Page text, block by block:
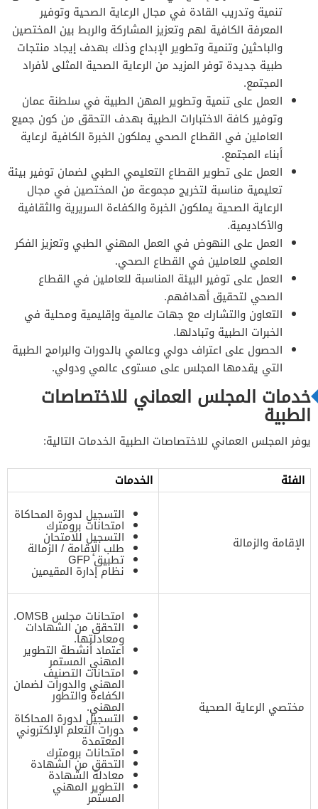
تنمية وتدريب القادة في مجال الرعاية الصحية وتوفير
المعرفة الكافية لهم وتعزيز المشاركة والربط بين المختصين
والباحثين وتنمية وتطوير الإبداع وذلك بهدف إيجاد منتجات
طبية جديدة توفر المزيد من الرعاية الصحية المثلى لأفراد
المجتمع.
العمل على تنمية وتطوير المهن الطبية في سلطنة عمان
وتوفير كافة الاختبارات الطبية بهدف التحقق من كون جميع
العاملين في القطاع الصحي يملكون الخبرة الكافية لرعاية
أبناء المجتمع.
العمل على تطوير القطاع التعليمي الطبي لضمان توفير بيئة
تعليمية مناسبة لتخريج مجموعة من المختصين في مجال
الرعاية الصحية يملكون الخبرة والكفاءة السريرية والثقافية
والأكاديمية.
العمل على النهوض في العمل المهني الطبي وتعزيز الفكر
العلمي للعاملين في القطاع الصحي.
العمل على توفير البيئة المناسبة للعاملين في القطاع
الصحي لتحقيق أهدافهم.
التعاون والتشارك مع جهات عالمية وإقليمية ومحلية في
الخبرات الطبية وتبادلها.
الحصول على اعتراف دولي وعالمي بالدورات والبرامج الطبية
التي يقدمها المجلس على مستوى عالمي ودولي.
خدمات المجلس العماني للاختصاصات
الطبية
يوفر المجلس العماني للاختصاصات الطبية الخدمات التالية:
الفئة
الخدمات
الإقامة والزمالة
التسجيل لدورة المحاكاة
امتحانات برومترك
التسجيل للامتحان
طلب الإقامة / الزمالة
تطبيق GFP
نظام إدارة المقيمين
مختصي الرعاية الصحية
امتحانات مجلس OMSB.
التحقق من الشهادات
ومعادلتها.
اعتماد أنشطة التطوير
المهني المستمر
امتحانات التصنيف
المهني والدورات لضمان
الكفاءة والتطور
المهني.
التسجيل لدورة المحاكاة
دورات التعلم الإلكتروني
المعتمدة
امتحانات برومترك
التحقق من الشهادة
معادلة الشهادة
التطوير المهني
المستمر